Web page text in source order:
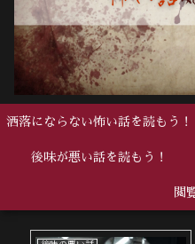
洒落にならない怖い話を読もう！
後味が悪い話を読もう！
閲